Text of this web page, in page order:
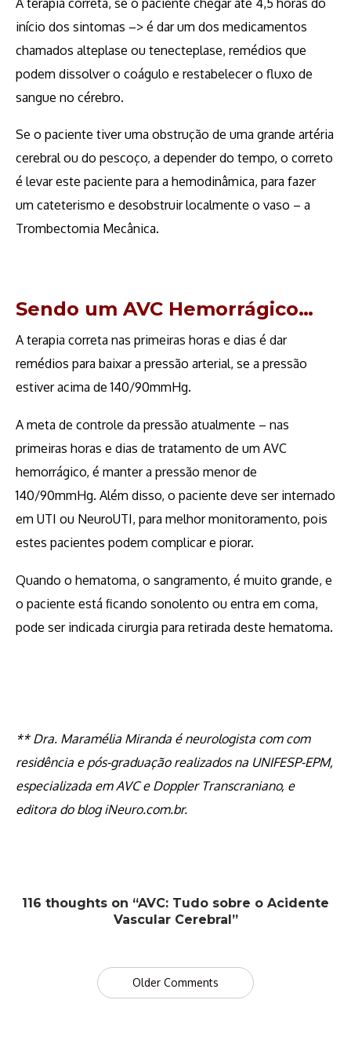
início dos sintomas –> é dar um dos medicamentos
chamados alteplase ou tenecteplase, remédios que
podem dissolver o coágulo e restabelecer o fluxo de
sangue no cérebro.
Se o paciente tiver uma obstrução de uma grande artéria
cerebral ou do pescoço, a depender do tempo, o correto
é levar este paciente para a hemodinâmica, para fazer
um cateterismo e desobstruir localmente o vaso – a
Trombectomia Mecânica.
Sendo um AVC Hemorrágico…
A terapia correta nas primeiras horas e dias é dar
remédios para baixar a pressão arterial, se a pressão
estiver acima de 140/90mmHg.
A meta de controle da pressão atualmente – nas
primeiras horas e dias de tratamento de um AVC
hemorrágico, é manter a pressão menor de
140/90mmHg. Além disso, o paciente deve ser internado
em UTI ou NeuroUTI, para melhor monitoramento, pois
estes pacientes podem complicar e piorar.
Quando o hematoma, o sangramento, é muito grande, e
o paciente está ficando sonolento ou entra em coma,
pode ser indicada cirurgia para retirada deste hematoma.
** Dra. Maramélia Miranda é neurologista com com
residência e pós-graduação realizados na UNIFESP-EPM,
especializada em AVC e Doppler Transcraniano, e
editora do blog iNeuro.com.br.
116 thoughts on “AVC: Tudo sobre o Acidente
Vascular Cerebral”
Comment
navigation
Older Comments